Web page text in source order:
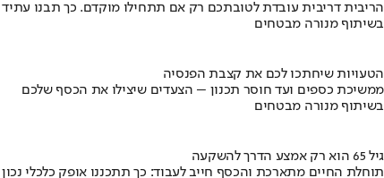
הריבית דריבית עובדת לטובתכם רק אם תתחילו מוקדם. כך תבנו
בשיתוף מנורה מבטחים
הטעויות שיחתכו לכם את קצבת הפנסיה
ממשיכת כספים ועד חוסר תכנון – הצעדים שיצילו את הכסף שלכם
בשיתוף מנורה מבטחים
גיל 65 הוא רק אמצע הדרך להשקעה
תוחלת החיים מתארכת והכסף חייב לעבוד: כך תתכננו אופק כלכלי נכון